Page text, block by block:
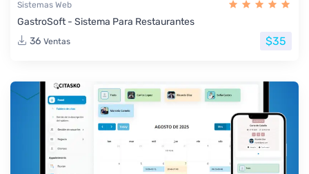
Sistemas Web
GastroSoft - Sistema Para Restaurantes
36 Ventas $35